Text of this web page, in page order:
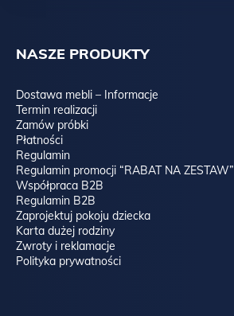
NASZE PRODUKTY
Dostawa mebli – Informacje
Termin realizacji
Zamów próbki
Płatności
Regulamin
Regulamin promocji “RABAT NA ZESTAW”
Współpraca B2B
Regulamin B2B
Zaprojektuj pokoju dziecka
Karta dużej rodziny
Zwroty i reklamacje
Polityka prywatności